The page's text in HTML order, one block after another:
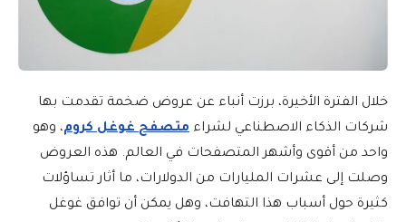
خلال الفترة الأخيرة، برزت أنباء عن عروض ضخمة تقدمت بها
شركات الذكاء الاصطناعي لشراء متصفح غوغل كروم، وهو
واحد من أقوى وأشهر المتصفحات في العالم. هذه العروض
وصلت إلى عشرات المليارات من الدولارات، ما أثار تساؤلات
كثيرة حول أسباب هذا التهافت، وهل يمكن أن توافق غوغل